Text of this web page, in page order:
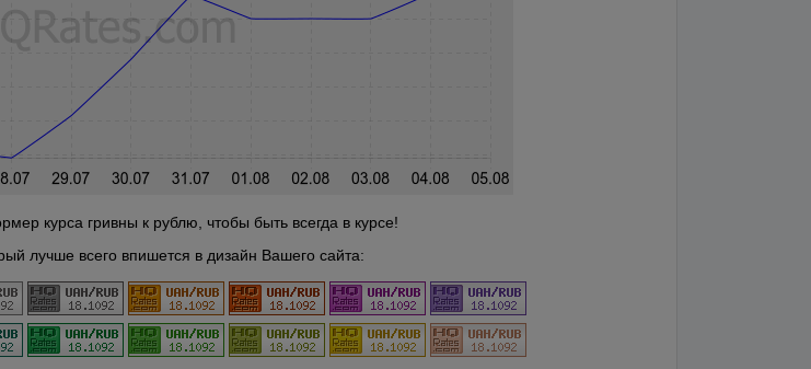
курса гривны к рублю, чтобы быть всегда в курсе!
лучше всего впишется в дизайн Вашего сайта: